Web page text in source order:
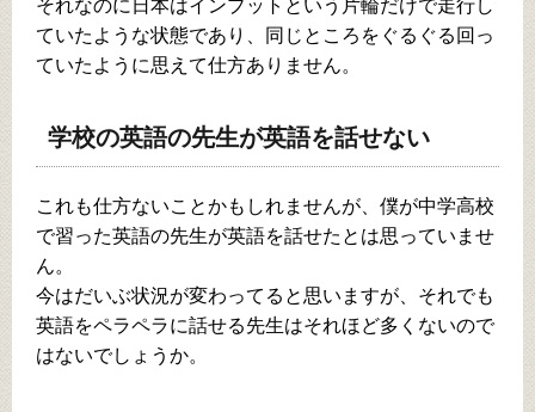
それなのに日本はインプットという片輪だけで走行し
ていたような状態であり、同じところをぐるぐる回っ
ていたように思えて仕方ありません。
学校の英語の先生が英語を話せない
これも仕方ないことかもしれませんが、僕が中学高校
で習った英語の先生が英語を話せたとは思っていませ
ん。
今はだいぶ状況が変わってると思いますが、それでも
英語をペラペラに話せる先生はそれほど多くないので
はないでしょうか。